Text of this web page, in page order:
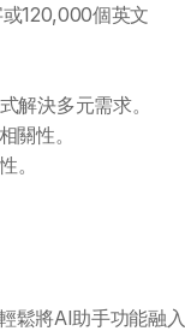
120,000個英文
解決多元需求。
關性。
。
鬆將AI助手功能融入